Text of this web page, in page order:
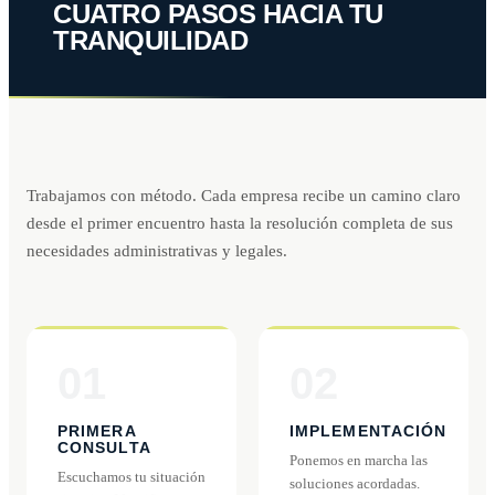
CUATRO PASOS HACIA TU
TRANQUILIDAD
Trabajamos con método. Cada empresa recibe un camino claro
desde el primer encuentro hasta la resolución completa de sus
necesidades administrativas y legales.
PRIMERA
CONSULTA
Escuchamos tu situación
IMPLEMENTACIÓN
Ponemos en marcha las
soluciones acordadas.